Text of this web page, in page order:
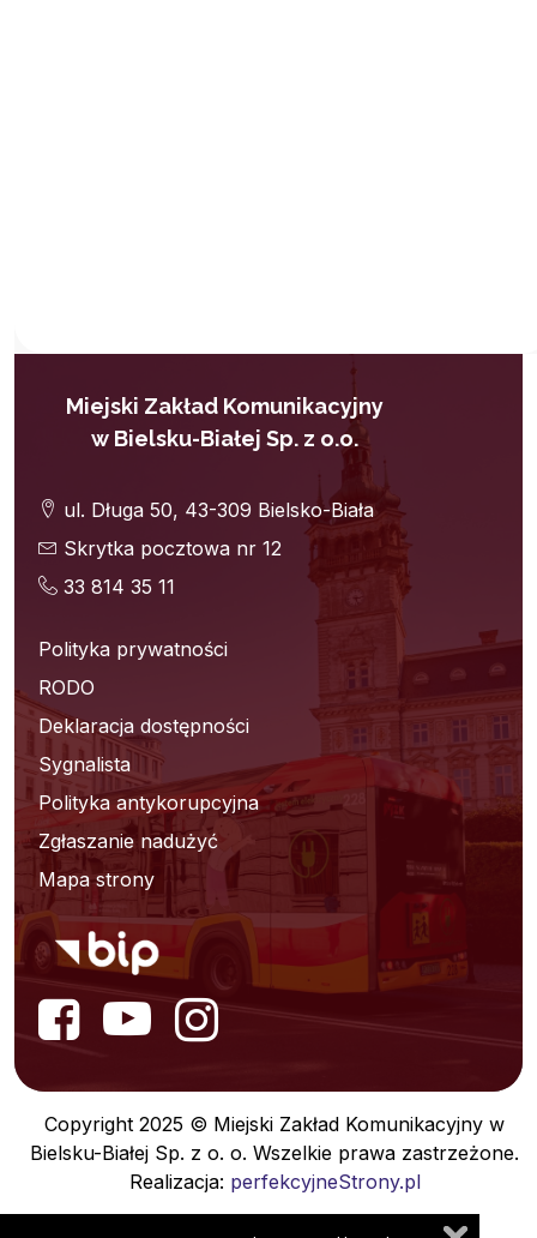
Miejski Zakład Komunikacyjny
w Bielsku-Białej Sp. z o.o.
ul. Długa 50, 43-309 Bielsko-Biała
Skrytka pocztowa nr 12
33 814 35 11
Polityka prywatności
RODO
Deklaracja dostępności
Sygnalista
Polityka antykorupcyjna
Zgłaszanie nadużyć
Mapa strony
Copyright 2025 © Miejski Zakład Komunikacyjny w
Bielsku-Białej Sp. z o. o. Wszelkie prawa zastrzeżone.
Realizacja: perfekcyjneStrony.pl